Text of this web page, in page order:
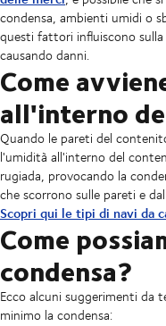
condensa, ambienti umidi o
questi fattori influiscono
causando danni.
Come
all'interno
Quando le pareti del
l'umidità all'interno del
rugiada, provocando la
che scorrono sulle pareti e
Scopri qui le tipi di navi da
Come
condensa?
Ecco alcuni suggerimenti da
minimo la condensa: